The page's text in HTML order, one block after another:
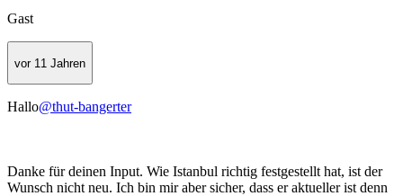
Gast
vor 11 Jahren
Hallo@thut-bangerter
Danke für deinen Input. Wie Istanbul richtig festgestellt hat, ist der
Wunsch nicht neu. Ich bin mir aber sicher, dass er aktueller ist denn